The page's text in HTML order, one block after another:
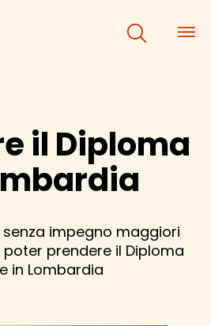
×
×
il Diploma
senza impegno maggiori
prendere il Diploma
in Lombardia